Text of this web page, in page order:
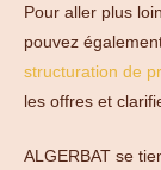
Pour aller plus
pouvez
structuration de
les offres et
ALGERBAT se